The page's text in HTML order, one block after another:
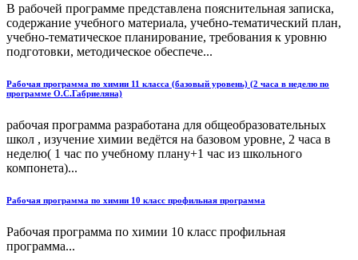
В рабочей программе представлена пояснительная записка,
содержание учебного материала, учебно-тематический план,
учебно-тематическое планирование, требования к уровню
подготовки, методическое обеспече...
Рабочая программа по химии 11 класса (базовый уровень) (2 часа в неделю по
программе О.С.Габриеляна)
рабочая программа разработана для общеобразовательных
школ , изучение химии ведётся на базовом уровне, 2 часа в
неделю( 1 час по учебному плану+1 час из школьного
компонета)...
Рабочая программа по химии 10 класс профильная программа
Рабочая программа по химии 10 класс профильная
программа...